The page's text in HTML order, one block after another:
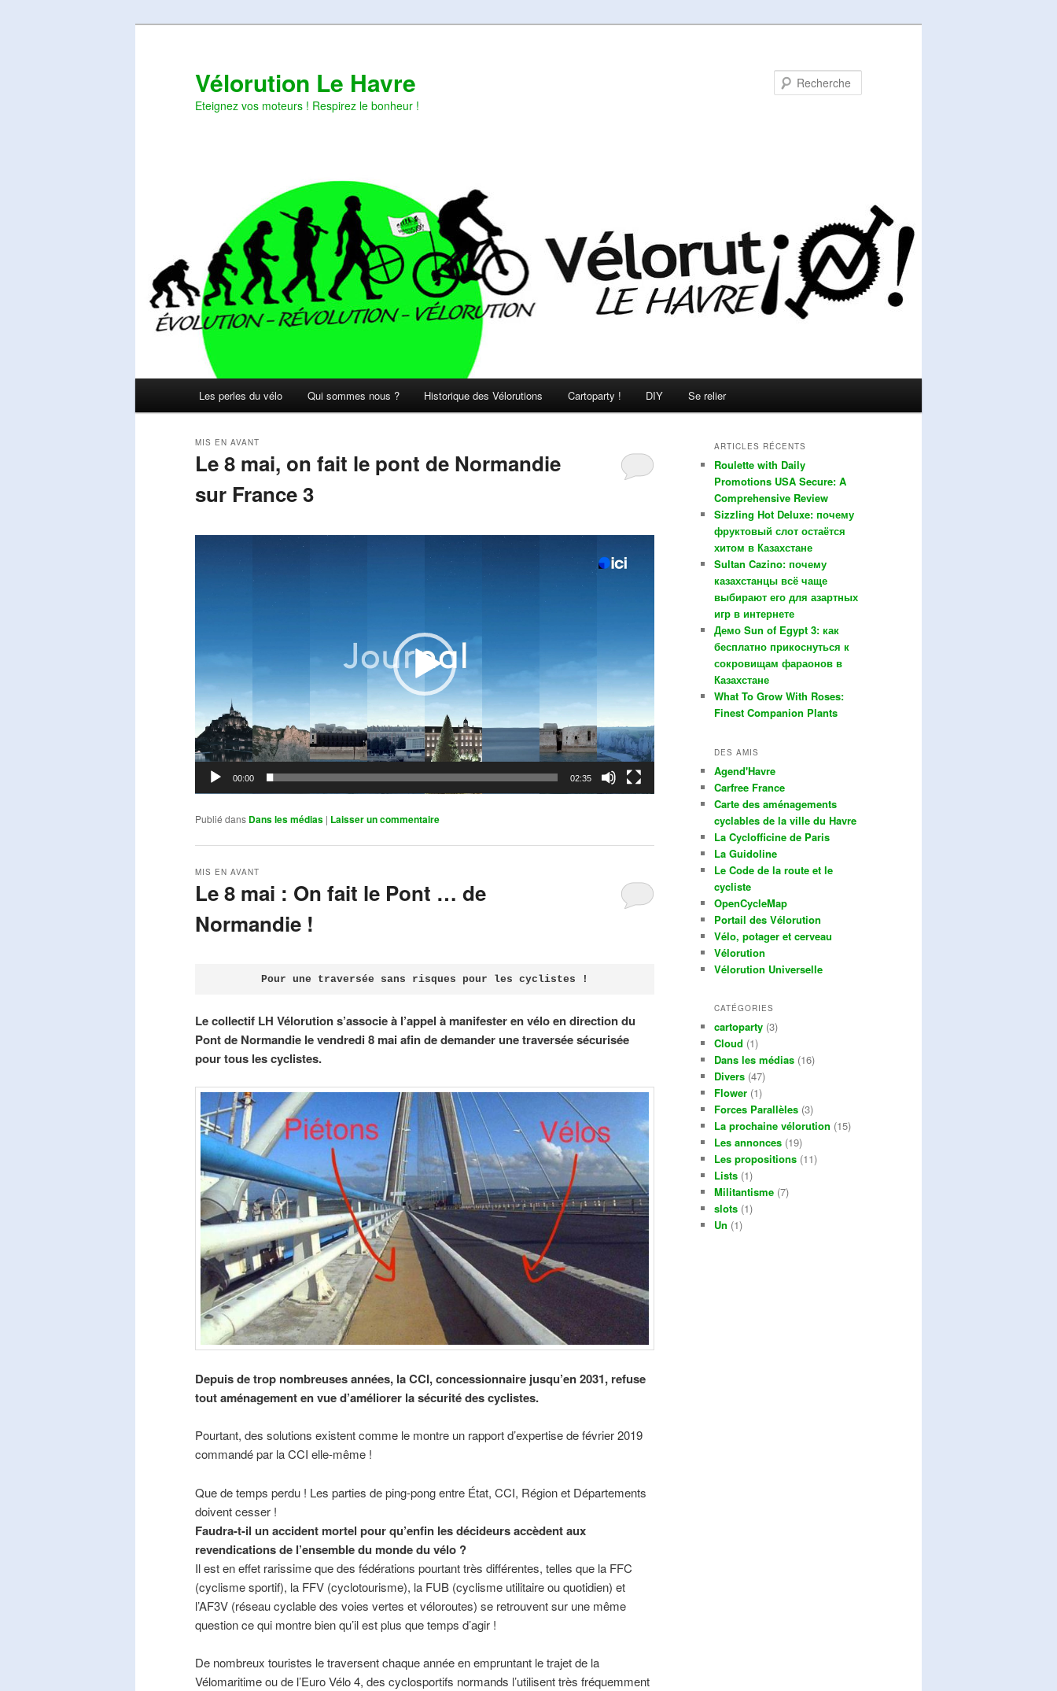
Vélorution Le Havre
Eteignez vos moteurs ! Respirez le bonheur !
Les perles du vélo Qui sommes nous ? Historique des Vélorutions Cartoparty ! DIY Se relier
Le 8 mai, on fait le pont de Normandie
sur France 3
MIS EN AVANT
00:00 02:35
Publié dans Dans les médias | Laisser un commentaire
Le 8 mai : On fait le Pont … de
Normandie !
MIS EN AVANT
Pour une traversée sans risques pour les cyclistes !
Le collectif LH Vélorution s’associe à l’appel à manifester en vélo en direction du
Pont de Normandie le vendredi 8 mai afin de demander une traversée sécurisée
pour tous les cyclistes.
Depuis de trop nombreuses années, la CCI, concessionnaire jusqu’en 2031, refuse
tout aménagement en vue d’améliorer la sécurité des cyclistes.
Pourtant, des solutions existent comme le montre un rapport d’expertise de février 2019
commandé par la CCI elle-même !
Que de temps perdu ! Les parties de ping-pong entre État, CCI, Région et Départements
doivent cesser !
Faudra-t-il un accident mortel pour qu’enfin les décideurs accèdent aux
revendications de l’ensemble du monde du vélo ?
Il est en effet rarissime que des fédérations pourtant très différentes, telles que la FFC
(cyclisme sportif), la FFV (cyclotourisme), la FUB (cyclisme utilitaire ou quotidien) et
l’AF3V (réseau cyclable des voies vertes et véloroutes) se retrouvent sur une même
question ce qui montre bien qu’il est plus que temps d’agir !
De nombreux touristes le traversent chaque année en empruntant le trajet de la
Vélomaritime ou de l’Euro Vélo 4, des cyclosportifs normands l’utilisent très fréquemment
ARTICLES RÉCENTS
Roulette with Daily
Promotions USA Secure: A
Comprehensive Review
Sizzling Hot Deluxe: почему
фруктовый слот остаётся
хитом в Казахстане
Sultan Cazino: почему
казахстанцы всё чаще
выбирают его для азартных
игр в интернете
Демо Sun of Egypt 3: как
бесплатно прикоснуться к
сокровищам фараонов в
Казахстане
What To Grow With Roses:
Finest Companion Plants
DES AMIS
Agend'Havre
Carfree France
Carte des aménagements
cyclables de la ville du Havre
La Cyclofficine de Paris
La Guidoline
Le Code de la route et le
cycliste
OpenCycleMap
Portail des Vélorution
Vélo, potager et cerveau
Vélorution
Vélorution Universelle
CATÉGORIES
cartoparty (3)
Cloud (1)
Dans les médias (16)
Divers (47)
Flower (1)
Forces Parallèles (3)
La prochaine vélorution (15)
Les annonces (19)
Les propositions (11)
Lists (1)
Militantisme (7)
slots (1)
Un (1)